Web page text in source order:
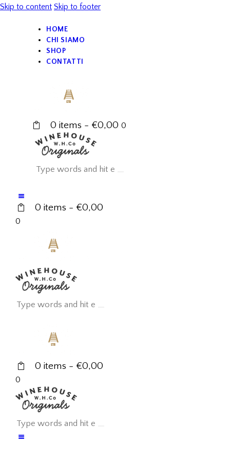
Skip to content Skip to footer
HOME
CHI SIAMO
SHOP
CONTATTI
0 items - €0,00 0
0 items - €0,00
0
0 items - €0,00
0